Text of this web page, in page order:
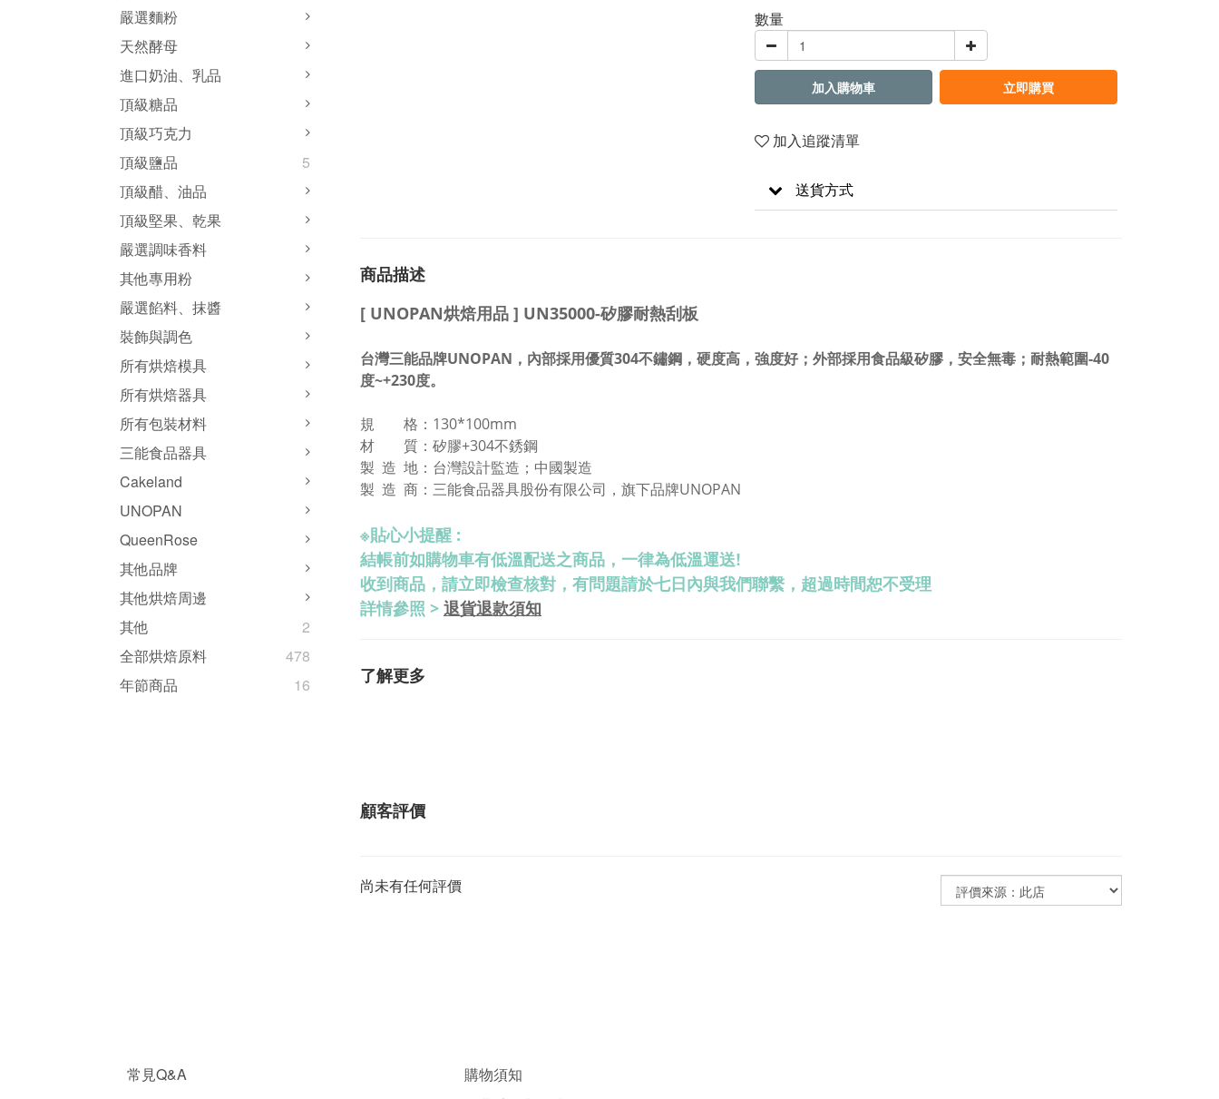
嚴選麵粉
天然酵母
進口奶油、乳品
頂級糖品
頂級巧克力
頂級鹽品
5
頂級醋、油品
頂級堅果、乾果
嚴選調味香料
其他專用粉
嚴選餡料、抹醬
裝飾與調色
所有烘焙模具
所有烘焙器具
所有包裝材料
三能食品器具
Cakeland
UNOPAN
QueenRose
其他品牌
其他烘焙周邊
其他
2
全部烘焙原料
478
年節商品
16
數量
加入購物車 立即購買
加入追蹤清單
送貨方式
商品描述
[ UNOPAN烘焙用品 ] UN35000-矽膠耐熱刮板
台灣三能品牌UNOPAN，內部採用優質304不鏽鋼，硬度高，強度好；外部採用食品級矽膠，安全無毒；耐熱範圍-40
度~+230度。
規 格： 130*100mm
材 質： 矽膠+304不銹鋼
製 造 地： 台灣設計監造；中國製造
製 造 商：三能食品器具股份有限公司，旗下品牌UNOPAN
※貼心小提醒 :
結帳前如購物車有低溫配送之商品，一律為低溫運送!
收到商品，請立即檢查核對，有問題請於七日內與我們聯繫，超過時間恕不受理
詳情參照 > 退貨退款須知
了解更多
顧客評價
尚未有任何評價
常見Q&A
購物須知